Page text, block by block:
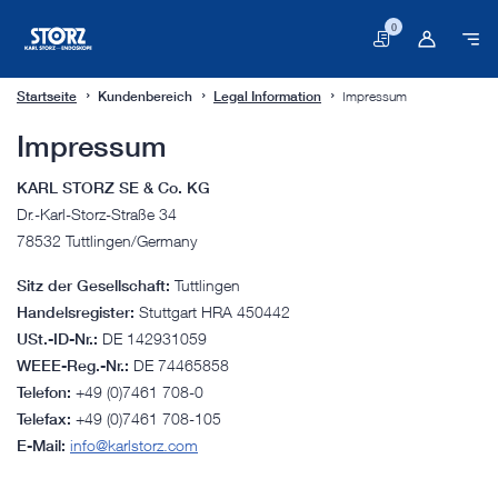
Warenkorb
0
Startseite Kundenbereich Legal Information Impressum
Impressum
KARL STORZ SE & Co. KG
Dr.-Karl-Storz-Straße 34
78532 Tuttlingen/Germany
Sitz der Gesellschaft: Tuttlingen
Handelsregister: Stuttgart HRA 450442
USt.-ID-Nr.: DE 142931059
WEEE-Reg.-Nr.: DE 74465858
Telefon: +49 (0)7461 708-0
Telefax: +49 (0)7461 708-105
E-Mail: info@karlstorz.com